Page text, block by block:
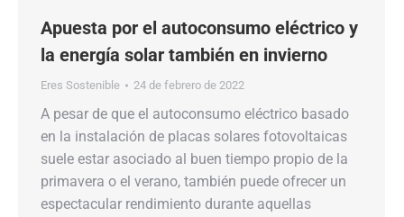
Apuesta por el autoconsumo eléctrico y
la energía solar también en invierno
Eres Sostenible 24 de febrero de 2022
A pesar de que el autoconsumo eléctrico basado
en la instalación de placas solares fotovoltaicas
suele estar asociado al buen tiempo propio de la
primavera o el verano, también puede ofrecer un
espectacular rendimiento durante aquellas